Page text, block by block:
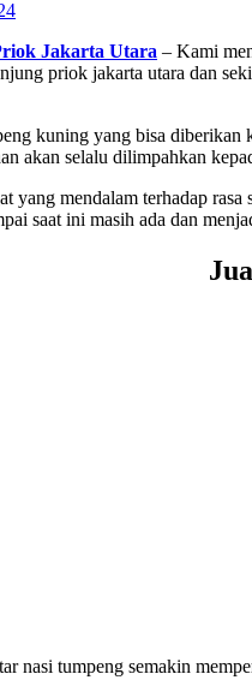
Jakarta Utara – Kami
priok jakarta utara dan
kuning yang bisa diberikan
akan selalu dilimpahkan
mendalam terhadap
saat ini masih ada dan
nasi tumpeng semakin